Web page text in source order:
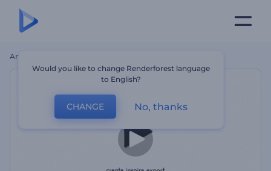
Ana Sayfa
Would you like to change Renderforest language
to English?
CHANGE No, thanks